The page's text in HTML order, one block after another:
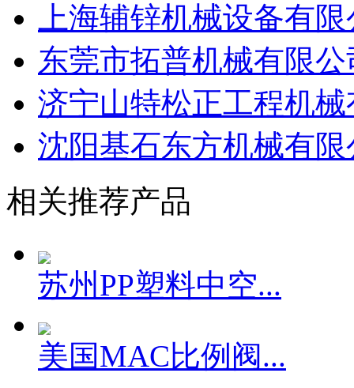
上海辅锌机械设备有
东莞市拓普机械有限公
济宁山特松正工程机
沈阳基石东方机械有限
相关推荐产品
苏州PP塑料中空...
美国MAC比例阀...